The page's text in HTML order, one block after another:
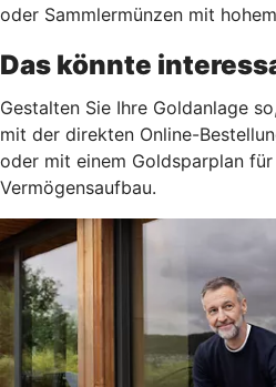
oder Sammlermünzen mit
Das könnte
Gestalten Sie Ihre Goldanlage
mit der direkten Online-
oder mit einem Goldsparplan
Vermögensaufbau.